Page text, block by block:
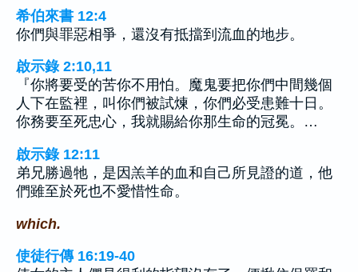
希伯來書 12:4
你們與罪惡相爭，還沒有抵擋到流血的地步。
啟示錄 2:10,11
『你將要受的苦你不用怕。魔鬼要把你們中間幾個
人下在監裡，叫你們被試煉，你們必受患難十日。
你務要至死忠心，我就賜給你那生命的冠冕。…
啟示錄 12:11
弟兄勝過牠，是因羔羊的血和自己所見證的道，他
們雖至於死也不愛惜性命。
which.
使徒行傳 16:19-40